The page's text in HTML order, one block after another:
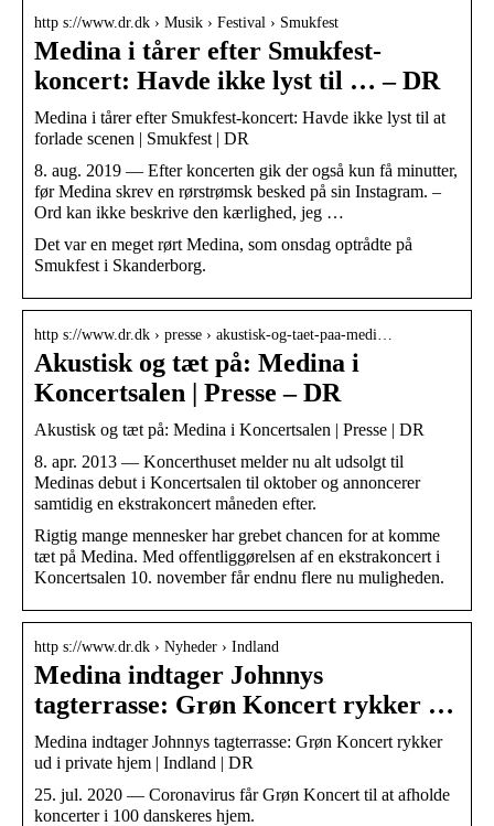
http s://www.dr.dk › Musik › Festival › Smukfest
Medina i tårer efter Smukfest-
koncert: Havde ikke lyst til … – DR
Medina i tårer efter Smukfest-koncert: Havde ikke lyst til at
forlade scenen | Smukfest | DR
8. aug. 2019 — Efter koncerten gik der også kun få minutter,
før Medina skrev en rørstrømsk besked på sin Instagram. –
Ord kan ikke beskrive den kærlighed, jeg …
Det var en meget rørt Medina, som onsdag optrådte på
Smukfest i Skanderborg.
http s://www.dr.dk › presse › akustisk-og-taet-paa-medi…
Akustisk og tæt på: Medina i
Koncertsalen | Presse – DR
Akustisk og tæt på: Medina i Koncertsalen | Presse | DR
8. apr. 2013 — Koncerthuset melder nu alt udsolgt til
Medinas debut i Koncertsalen til oktober og annoncerer
samtidig en ekstrakoncert måneden efter.
Rigtig mange mennesker har grebet chancen for at komme
tæt på Medina. Med offentliggørelsen af en ekstrakoncert i
Koncertsalen 10. november får endnu flere nu muligheden.
http s://www.dr.dk › Nyheder › Indland
Medina indtager Johnnys
tagterrasse: Grøn Koncert rykker …
Medina indtager Johnnys tagterrasse: Grøn Koncert rykker
ud i private hjem | Indland | DR
25. jul. 2020 — Coronavirus får Grøn Koncert til at afholde
koncerter i 100 danskeres hjem.